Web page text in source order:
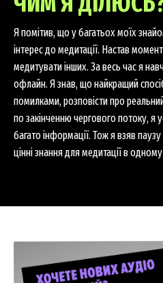
Я помітив, що у багатьох моїх
інтерес до медитації. Настав
медитувати інших. За весь час я
офлайн. Я знав, що найкращий
помилками, розповісти про
по закінченню чергового потоку,
багато інформації. Тож я взяв паузу
цінні знання для медитації в